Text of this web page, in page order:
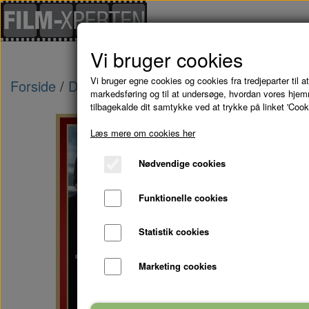
Forside Danske Film BLINKENDE LYGTER -
Vi bruger cookies
Vi bruger egne cookies og cookies fra tredjeparter til
markedsføring og til at undersøge, hvordan vores
tilbagekalde dit samtykke ved at trykke på linket
Læs mere om cookies her
Nødvendige cookies
Funktionelle cookies
Statistik cookies
Marketing cookies